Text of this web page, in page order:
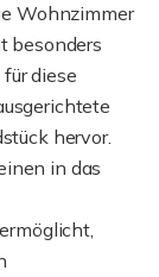
Wohnzimmer
besonders
diese
hervor.
in das